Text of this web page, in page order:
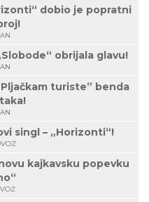
dobio je popratni
obrijala glavu!
turiste” benda
singl – „Horizonti“!
kajkavsku popevku